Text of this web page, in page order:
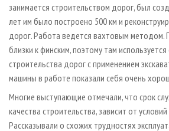
занимается строительством дорог, был
лет им было построено 500 км и
дорог. Работа ведется вахтовым методом.
близки к финским, поэтому там
строительства дорог с применением
машины в работе показали себя очень
Многие выступающие отмечали, что срок
качества строительства, зависит от
Рассказывали о схожих трудностях